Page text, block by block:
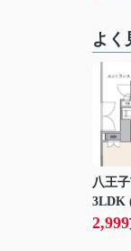
よく
八王子
3LDK
2,999